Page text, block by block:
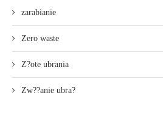
zarabianie
Zero waste
Z?ote ubrania
Zw??anie ubra?